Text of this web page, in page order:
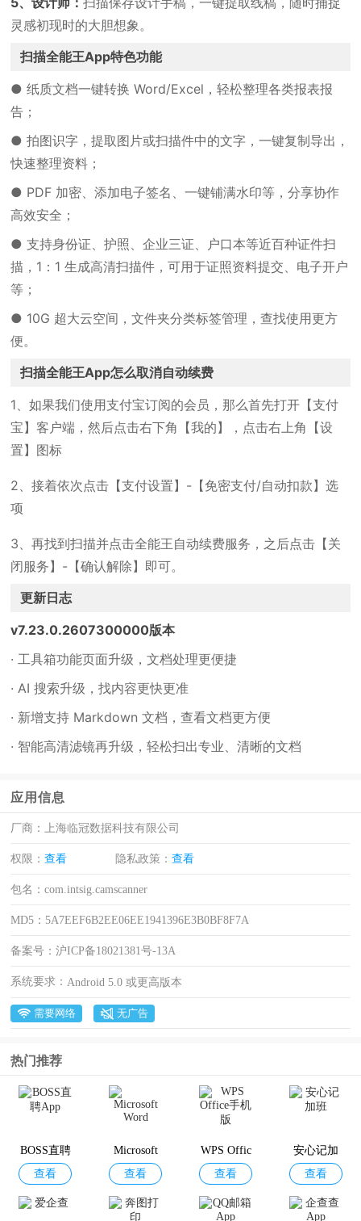
灵感初现时的大胆想象。
扫描全能王App特色功能
● 纸质文档一键转换 Word/Excel，轻松整理各类报表报
告；
● 拍图识字，提取图片或扫描件中的文字，一键复制导出，
快速整理资料；
● PDF 加密、添加电子签名、一键铺满水印等，分享协作
高效安全；
● 支持身份证、护照、企业三证、户口本等近百种证件扫
描，1：1 生成高清扫描件，可用于证照资料提交、电子开户
等；
● 10G 超大云空间，文件夹分类标签管理，查找使用更方
便。
扫描全能王App怎么取消自动续费
1、如果我们使用支付宝订阅的会员，那么首先打开【支付
宝】客户端，然后点击右下角【我的】，点击右上角【设
置】图标
2、接着依次点击【支付设置】-【免密支付/自动扣款】选
项
3、再找到扫描并点击全能王自动续费服务，之后点击【关
闭服务】-【确认解除】即可。
更新日志
v7.23.0.2607300000版本
· 工具箱功能页面升级，文档处理更便捷
· AI 搜索升级，找内容更快更准
· 新增支持 Markdown 文档，查看文档更方便
· 智能高清滤镜再升级，轻松扫出专业、清晰的文档
应用信息
厂商：上海临冠数据科技有限公司
权限：查看 隐私政策：查看
包名：com.intsig.camscanner
MD5： 5A7EEF6B2EE06EE1941396E3B0BF8F7A
备案号：沪ICP备18021381号-13A
系统要求： Android 5.0 或更高版本
需要网络 无广告
热门推荐
BOSS直聘
App
查看
Microsoft
Word
查看
WPS Offic
e手机版
查看
安心记加
班
查看